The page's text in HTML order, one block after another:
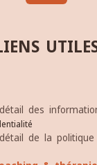
des
de la politique